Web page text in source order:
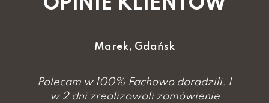
OPINIE KLIENTÓW
Marek, Gdańsk
Polecam w 100% Fachowo doradzili. I
w 2 dni zrealizowali zamówienie